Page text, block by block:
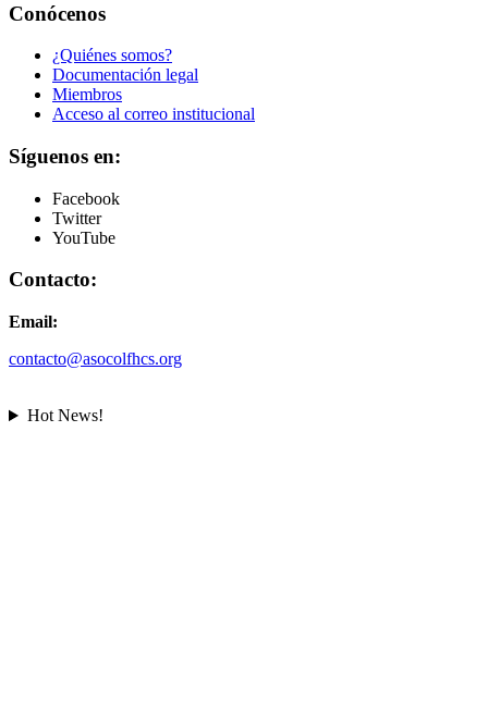
Conócenos
¿Quiénes somos?
Documentación legal
Miembros
Acceso al correo institucional
Síguenos en:
Facebook
Twitter
YouTube
Contacto:
Email:
contacto@asocolfhcs.org
Hot News!